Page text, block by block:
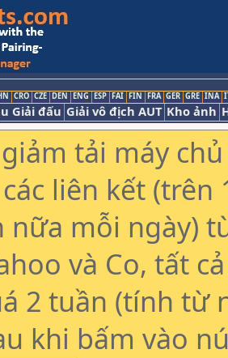
CRO CZE DEN ENG ESP FAI FIN FRA GER GRE INA
Giải đấu Giải vô địch AUT Kho ảnh
tải máy
liên kết (trên
nữa mỗi ngày)
và Co, tất
2 tuần (tính từ
khi bấm vào